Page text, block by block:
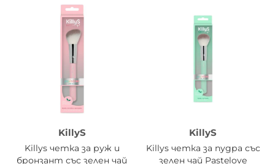
KillyS
Killys четка за руж и
бронзант със зелен чай
KillyS
Killys четка за пудра със
зелен чай Pastelove